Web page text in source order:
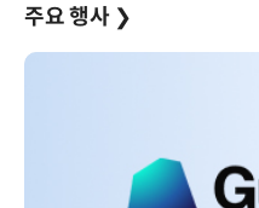
주요 행사 ❯